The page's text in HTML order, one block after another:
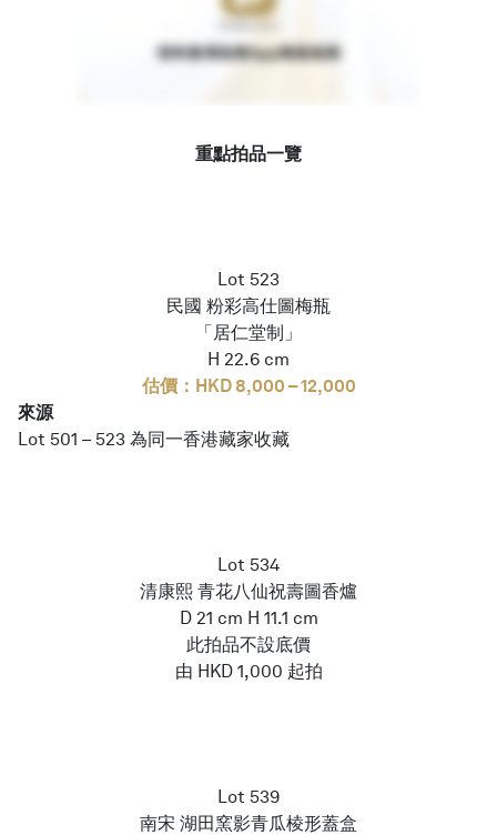
重點拍品一覽
Lot 523
民國 粉彩高仕圖梅瓶
「居仁堂制」
H 22.6 cm
估價：HKD 8,000 – 12,000
來源
Lot 501 – 523 為同一香港藏家收藏
Lot 534
清康熙 青花八仙祝壽圖香爐
D 21 cm H 11.1 cm
此拍品不設底價
由 HKD 1,000 起拍
Lot 539
南宋 湖田窯影青瓜棱形蓋盒